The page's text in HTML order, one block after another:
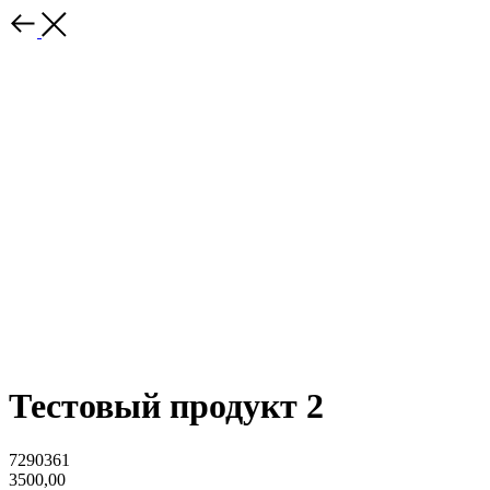
Тестовый продукт 2
7290361
3500,00